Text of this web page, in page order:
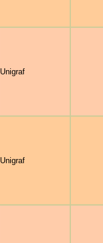
Unigraf
Unigraf